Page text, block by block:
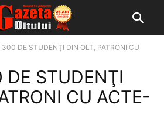
300 DE STUDENŢI DIN OLT, PATRONI CU
DE STUDENŢI
CU ACTE-